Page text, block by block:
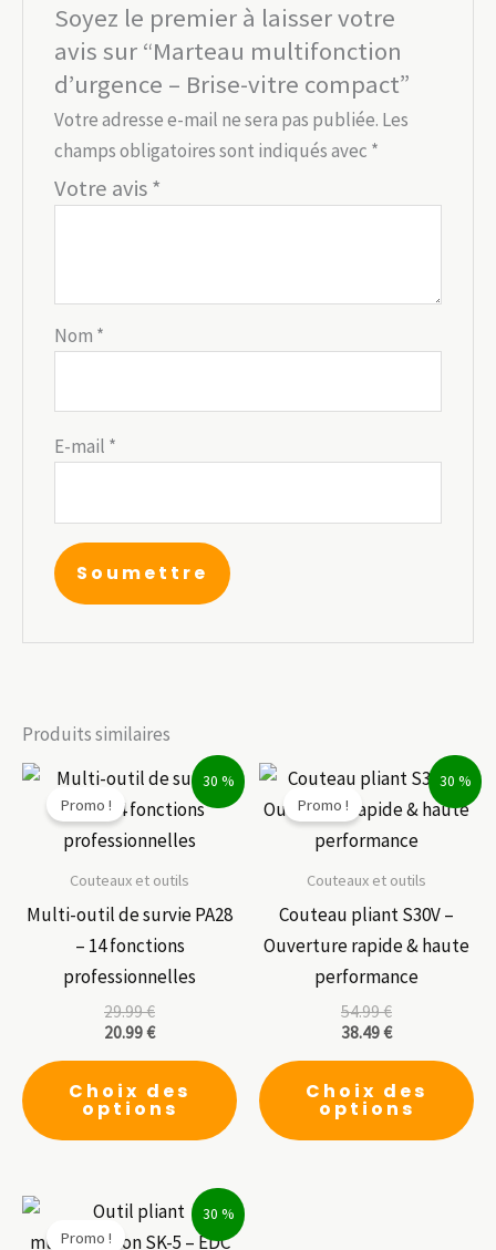
Soyez le premier à laisser votre
avis sur “Marteau multifonction
d’urgence – Brise-vitre compact”
Votre adresse e-mail ne sera pas publiée. Les
champs obligatoires sont indiqués avec *
Votre avis*
Nom *
E-mail *
Produits similaires
30 %
Promo !
Couteaux et outils
Multi-outil de survie PA28
– 14 fonctions
professionnelles
29.99€
20.99€
Choix des
options
produit
variations.
Les
30 %
Promo !
Couteaux et outils
Couteau pliant S30V –
Ouverture rapide & haute
performance
54.99€
38.49€
Choix des
options
30 %
Promo !